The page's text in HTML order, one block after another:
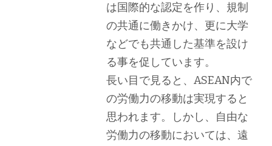
は国際的な認定を作り、規制
の共通に働きかけ、更に大学
などでも共通した基準を設け
る事を促しています。
長い目で見ると、ASEAN内で
の労働力の移動は実現すると
思われます。しかし、自由な
労働力の移動においては、遠